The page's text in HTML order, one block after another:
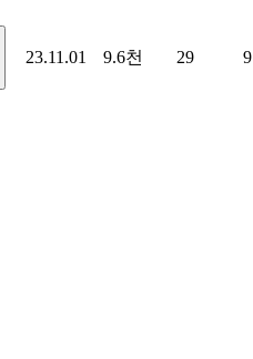
23.11.01 9.6천 29 9